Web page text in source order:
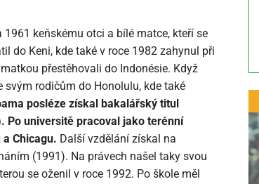
keňskému otci a bílé matce, kteří se
do Keni, kde také v roce 1982 zahynul při
přestěhovali do Indonésie. Když
rodičům do Honolulu, kde také
posléze získal bakalářský titul
Po universitě pracoval jako terénní
Chicagu. Další vzdělání získal na
(1991). Na právech našel taky svou
se oženil v roce 1992. Po škole měl